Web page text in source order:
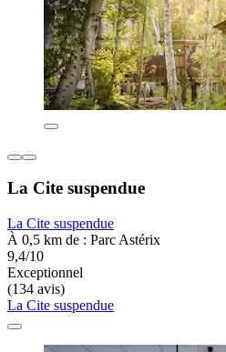
La Cite suspendue
La Cite suspendue
À 0,5 km de : Parc Astérix
9,4/10
Exceptionnel
(134 avis)
La Cite suspendue